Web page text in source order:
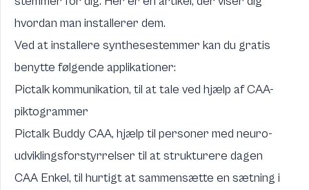
hvordan man installerer dem.
Ved at installere synthesestemmer kan du gratis
benytte følgende applikationer:
Pictalk kommunikation, til at tale ved hjælp af CAA-
piktogrammer
Pictalk Buddy CAA, hjælp til personer med neuro-
udviklingsforstyrrelser til at strukturere dagen
CAA Enkel, til hurtigt at sammensætte en sætning i